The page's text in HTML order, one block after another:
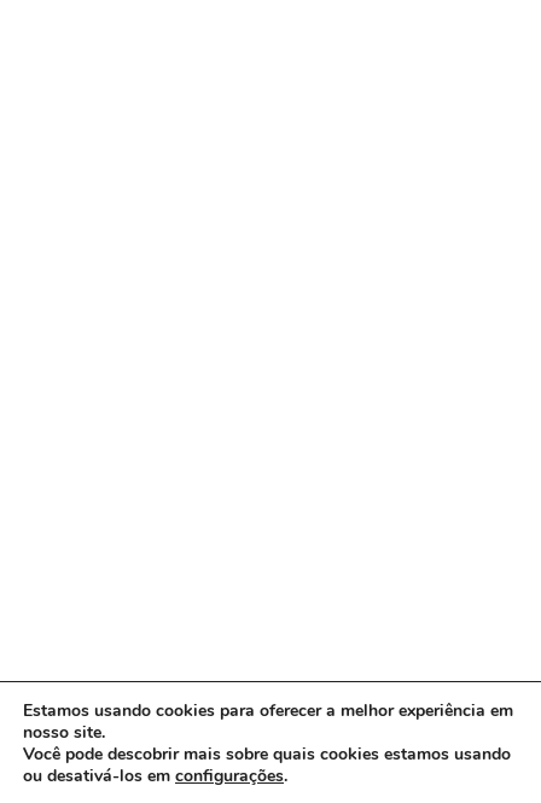
Copyright © 2026 www.ACORDA DF
Estamos usando cookies para oferecer a melhor experiência em
nosso site.
Você pode descobrir mais sobre quais cookies estamos usando
ou desativá-los em configurações.